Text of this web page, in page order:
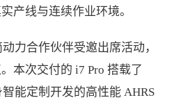
产线与连续作业环境。
力合作伙伴受邀出席活动，
本次交付的 i7 Pro 搭载了
能定制开发的高性能 AHRS